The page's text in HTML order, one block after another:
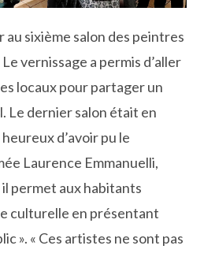
au sixième salon des peintres
vernissage a permis d’aller
locaux pour partager un
Le dernier salon était en
d’avoir pu le
Laurence Emmanuelli,
permet aux habitants
culturelle en présentant
». « Ces artistes ne sont pas